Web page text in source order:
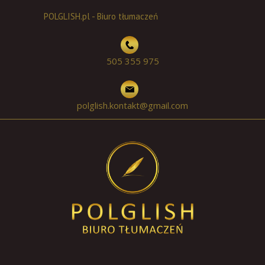
POLGLISH.pl - Biuro tłumaczeń
505 355 975
polglish.kontakt@gmail.com